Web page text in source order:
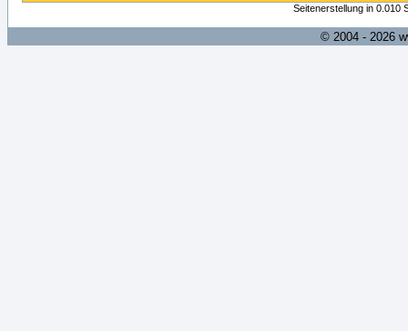
Seitenerstellung in 0.010
© 2004 - 2026